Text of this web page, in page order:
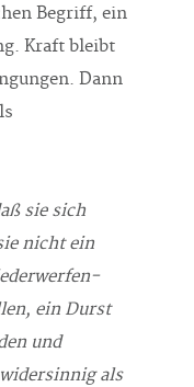
Begriff, ein
Kraft bleibt
Dann
sie sich
nicht ein
ein Durst
und
als